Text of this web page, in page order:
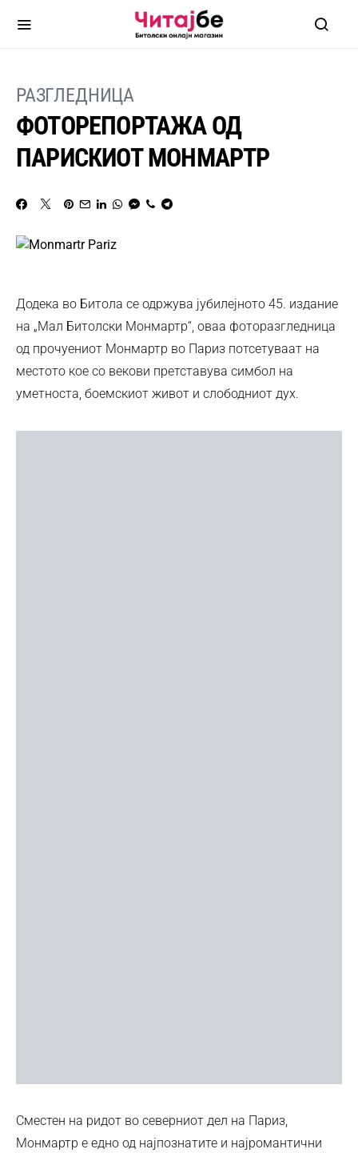
РАЗГЛЕДНИЦА
ФОТОРЕПОРТАЖА ОД
ПАРИСКИОТ МОНМАРТР
Додека во Битола се одржува јубилејното 45. издание
на „Мал Битолски Монмартр“, оваа фоторазгледница
од прочуениот Монмартр во Париз потсетуваат на
местото кое со векови претставува симбол на
уметноста, боемскиот живот и слободниот дух.
Сместен на ридот во северниот дел на Париз,
Монмартр е едно од најпознатите и најромантични